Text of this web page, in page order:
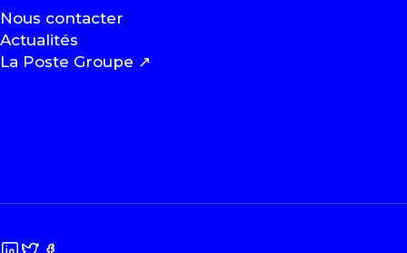
Nous contacter
Actualités
La Poste Groupe ↗